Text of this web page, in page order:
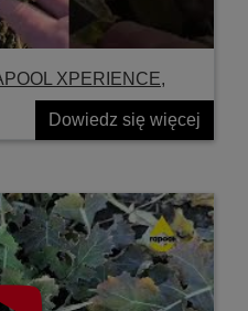
XPERIENCE,
Dowiedz się więcej